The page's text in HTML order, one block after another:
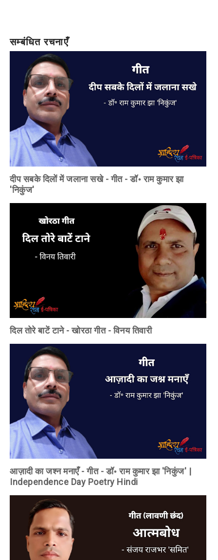
सम्बंधित रचनाएँ
दीप सबके दिलों में जलाना सखे - गीत - डॉ॰ राम कुमार झा
'निकुंज'
दिल तोरे बाटें टाने - खोरठा गीत - विनय तिवारी
आज़ादी का जश्न मनाएँ - गीत - डॉ॰ राम कुमार झा 'निकुंज' |
Independence Day Poetry Hindi